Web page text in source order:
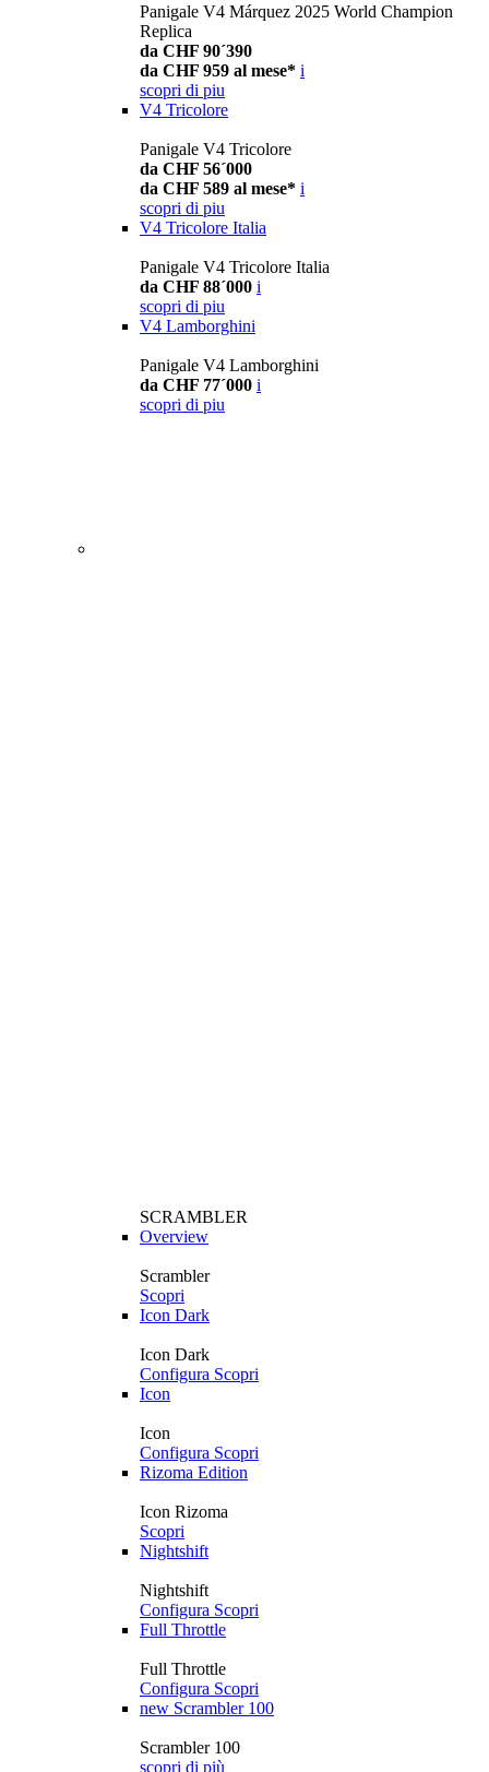
Panigale V4 Márquez 2025 World Champion
Replica
da CHF 90´390
da CHF 959 al mese* i
scopri di piu
V4 Tricolore
Panigale V4 Tricolore
da CHF 56´000
da CHF 589 al mese* i
scopri di piu
V4 Tricolore Italia
Panigale V4 Tricolore Italia
da CHF 88´000 i
scopri di piu
V4 Lamborghini
Panigale V4 Lamborghini
da CHF 77´000 i
scopri di piu
SCRAMBLER
Overview
Scrambler
Scopri
Icon Dark
Icon Dark
Configura Scopri
Icon
Icon
Configura Scopri
Rizoma Edition
Icon Rizoma
Scopri
Nightshift
Nightshift
Configura Scopri
Full Throttle
Full Throttle
Configura Scopri
new Scrambler 100
Scrambler 100
scopri di più